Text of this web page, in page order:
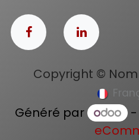
Copyright ©
Généré par -